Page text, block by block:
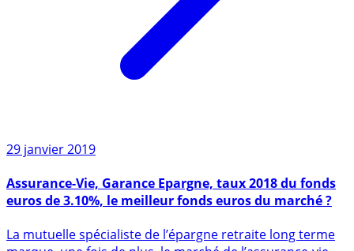
29 janvier 2019
euros de 3.10%, le meilleur fonds euros du marché ?